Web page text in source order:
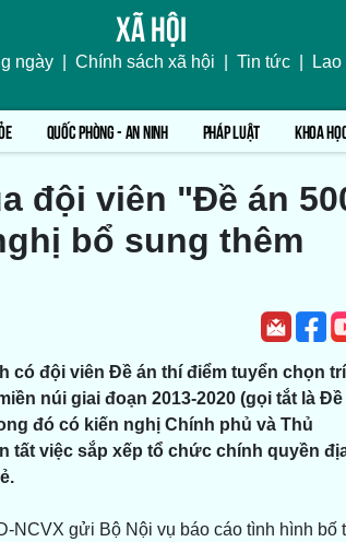
Xã hội
ngày Chính sách xã hội Tin tức
QUỐC PHÒNG - AN NINH PHÁP LUẬT KHOA
đội viên "Đề án
bổ sung thêm
có đội viên Đề án thí điểm tuyển chọn trí
núi giai đoạn 2013-2020 (gọi tắt là Đề
đó có kiến nghị Chính phủ và Thủ
tất việc sắp xếp tổ chức chính quyền
NCVX gửi Bộ Nội vụ báo cáo tình hình bố